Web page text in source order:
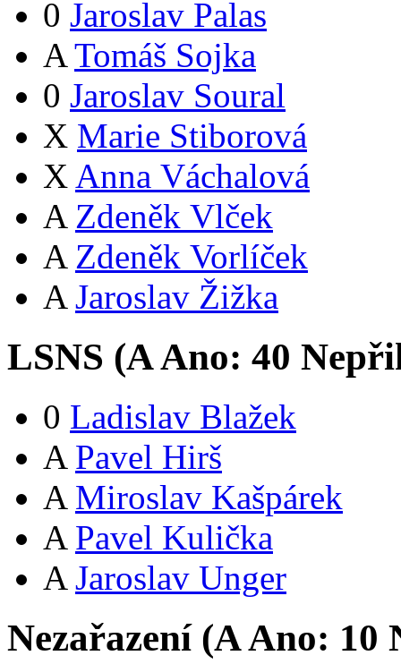
0 Jaroslav Palas
A Tomáš Sojka
0 Jaroslav Soural
X Marie Stiborová
X Anna Váchalová
A Zdeněk Vlček
A Zdeněk Vorlíček
A Jaroslav Žižka
LSNS (AAno: 40
0 Ladislav Blažek
A Pavel Hirš
A Miroslav Kašpárek
A Pavel Kulička
A Jaroslav Unger
Nezařazení (AAno: 10